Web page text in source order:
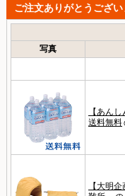
ご注文ありがとうござ